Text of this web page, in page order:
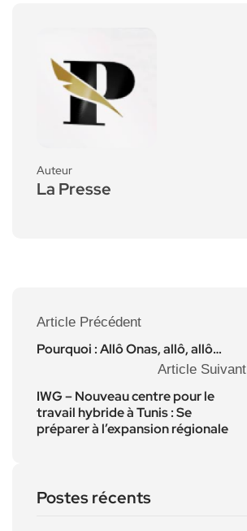
Auteur
La Presse
Article Précédent
Pourquoi : Allô Onas, allô, allô…
Article Suivant
IWG – Nouveau centre pour le
travail hybride à Tunis : Se
préparer à l’expansion régionale
Postes récents